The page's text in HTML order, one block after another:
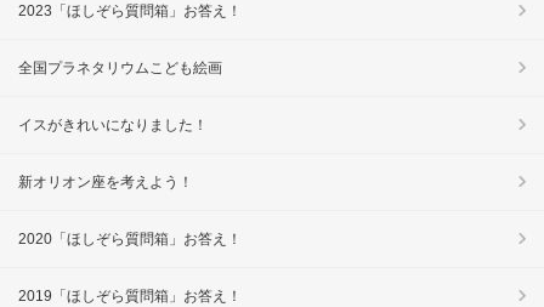
2023「ほしぞら質問箱」お答え！
全国プラネタリウムこども絵画
イスがきれいになりました！
新オリオン座を考えよう！
2020「ほしぞら質問箱」お答え！
2019「ほしぞら質問箱」お答え！